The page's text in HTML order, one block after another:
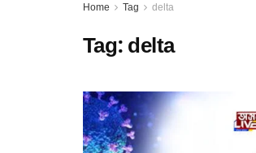
Home Tag delta
Tag:delta